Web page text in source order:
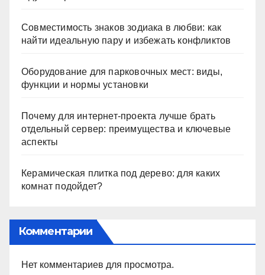
Совместимость знаков зодиака в любви: как
найти идеальную пару и избежать конфликтов
Оборудование для парковочных мест: виды,
функции и нормы установки
Почему для интернет-проекта лучше брать
отдельный сервер: преимущества и ключевые
аспекты
Керамическая плитка под дерево: для каких
комнат подойдет?
Комментарии
Нет комментариев для просмотра.